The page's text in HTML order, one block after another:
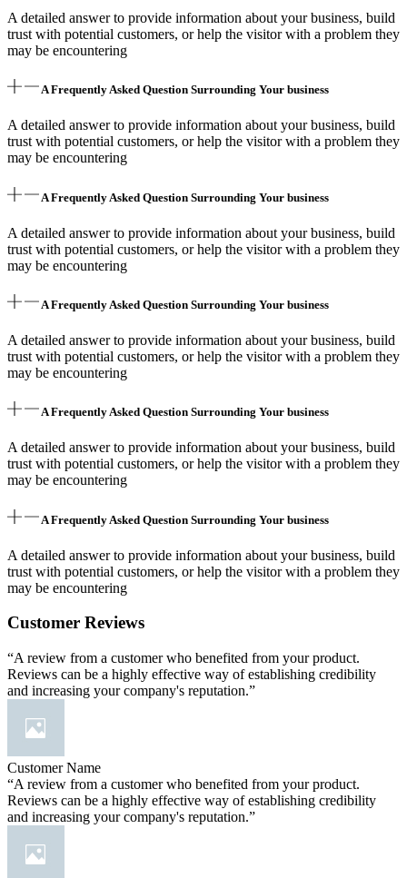
A detailed answer to provide information about your business, build
trust with potential customers, or help the visitor with a problem they
may be encountering
A Frequently Asked Question Surrounding Your business
A detailed answer to provide information about your business, build
trust with potential customers, or help the visitor with a problem they
may be encountering
A Frequently Asked Question Surrounding Your business
A detailed answer to provide information about your business, build
trust with potential customers, or help the visitor with a problem they
may be encountering
A Frequently Asked Question Surrounding Your business
A detailed answer to provide information about your business, build
trust with potential customers, or help the visitor with a problem they
may be encountering
A Frequently Asked Question Surrounding Your business
A detailed answer to provide information about your business, build
trust with potential customers, or help the visitor with a problem they
may be encountering
A Frequently Asked Question Surrounding Your business
A detailed answer to provide information about your business, build
trust with potential customers, or help the visitor with a problem they
may be encountering
Customer Reviews
“A review from a customer who benefited from your product.
Reviews can be a highly effective way of establishing credibility
and increasing your company's reputation.”
Customer Name
“A review from a customer who benefited from your product.
Reviews can be a highly effective way of establishing credibility
and increasing your company's reputation.”